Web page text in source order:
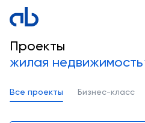
Проекты
жилая недвижимость
Все проекты Бизнес-класс